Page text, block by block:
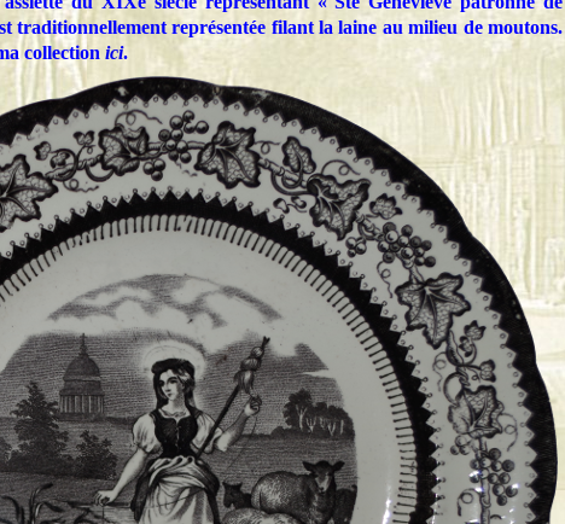
traditionnellement représentée filant la laine au milieu de moutons.
collection ici.